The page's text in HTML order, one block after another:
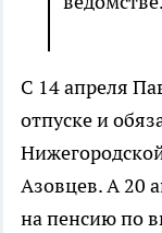
С 14 апреля
отпуске и
Азовцев. А 20
на пенсию по